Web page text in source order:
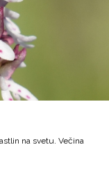
na svetu. Večina